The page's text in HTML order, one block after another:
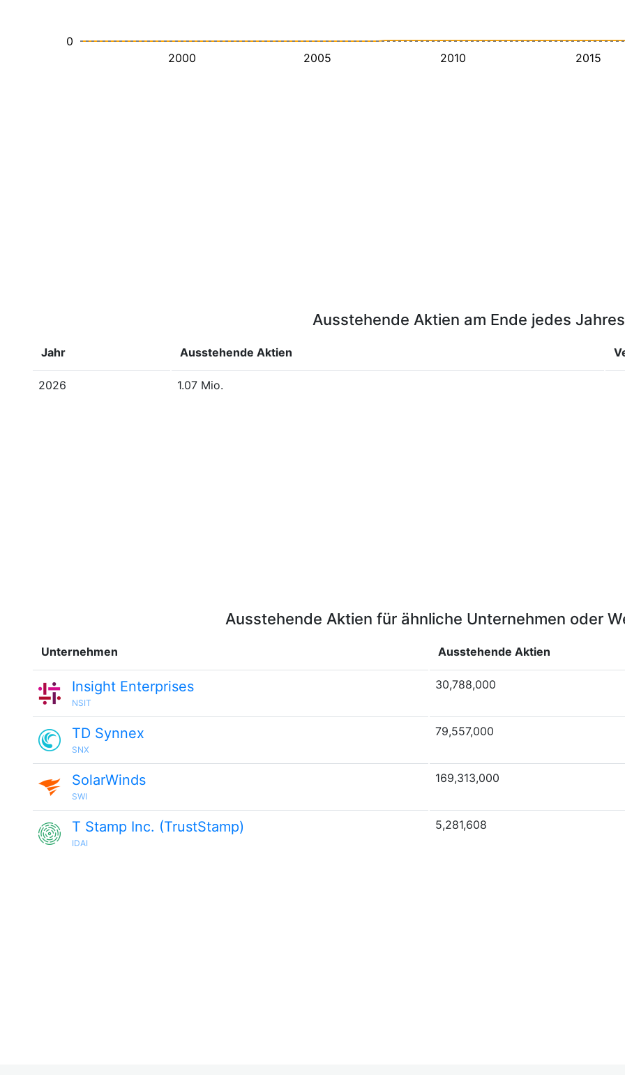
2000 2005 2010 2015
0
Ausstehende Aktien am Ende jedes Jahres
Jahr Ausstehende Aktien
2026 1.07 Mio.
Ausstehende Aktien für ähnliche Unternehmen oder
Unternehmen Ausstehende Aktien
Insight Enterprises
NSIT
30,788,000
TD Synnex
SNX
79,557,000
SolarWinds
SWI
169,313,000
T Stamp Inc. (TrustStamp)
IDAI
5,281,608